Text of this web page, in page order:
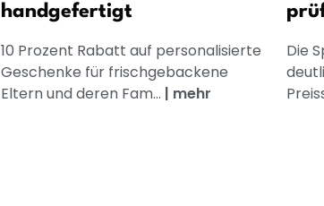
handgefertigt
10 Prozent Rabatt auf personalisierte
Geschenke für frischgebackene
Eltern und deren Fam... | mehr
Die